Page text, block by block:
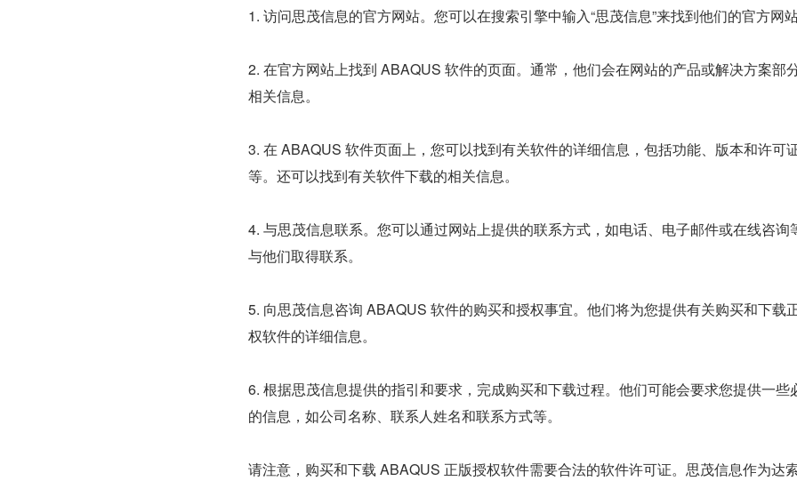
1. 访问思茂信息的官方网站。您可以在搜索引擎中输入“思茂信息”来找到他们的官方网站
2. 在官方网站上找到 ABAQUS 软件的页面。通常，他们会在网站的产品或解决方案部
相关信息。
3. 在 ABAQUS 软件页面上，您可以找到有关软件的详细信息，包括功能、版本和许可
等。还可以找到有关软件下载的相关信息。
4. 与思茂信息联系。您可以通过网站上提供的联系方式，如电话、电子邮件或在线咨询
与他们取得联系。
5. 向思茂信息咨询 ABAQUS 软件的购买和授权事宜。他们将为您提供有关购买和下载
权软件的详细信息。
6. 根据思茂信息提供的指引和要求，完成购买和下载过程。他们可能会要求您提供一些
的信息，如公司名称、联系人姓名和联系方式等。
请注意，购买和下载 ABAQUS 正版授权软件需要合法的软件许可证。思茂信息作为达